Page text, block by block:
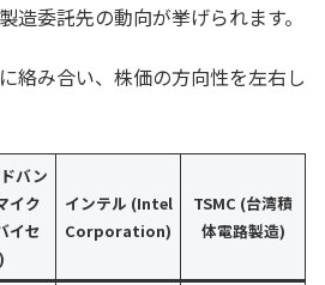
造委託先の動向が挙げられます。
絡み合い、株価の方向性を左右し
バン
イク
イセ
インテル (Intel
Corporation)
TSMC (台湾積
体電路製造)